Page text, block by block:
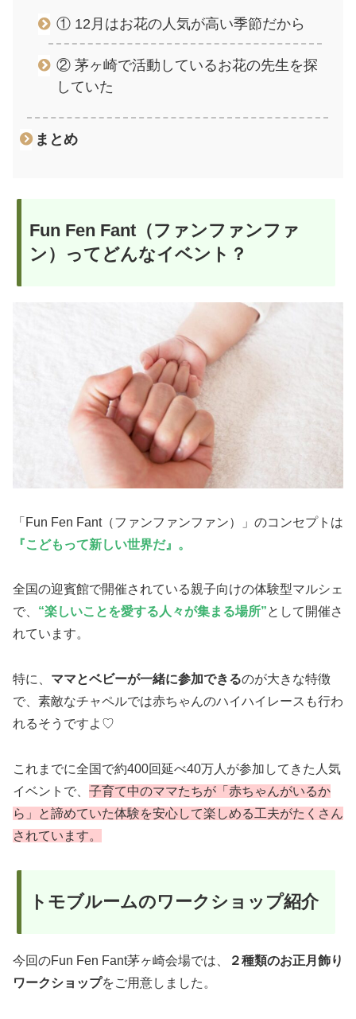
① 12月はお花の人気が高い季節だから
② 茅ヶ崎で活動しているお花の先生を探
していた
まとめ
Fun Fen Fant（ファンファンファ
ン）ってどんなイベント？
「Fun Fen Fant（ファンファンファン）」のコンセプトは
『こどもって新しい世界だ』。
全国の迎賓館で開催されている親子向けの体験型マルシェ
で、 “楽しいことを愛する人々が集まる場所”として開催さ
れています。
特に、 ママとベビーが一緒に参加できるのが大きな特徴
で、素敵なチャペルでは赤ちゃんのハイハイレースも行わ
れるそうですよ♡
これまでに全国で約400回延べ40万人が参加してきた人気
イベントで、 子育て中のママたちが「赤ちゃんがいるか
ら」と諦めていた体験を安心して楽しめる工夫がたくさん
されています。
トモブルームのワークショップ紹介
今回のFun Fen Fant茅ヶ崎会場では、
２種類のお正月飾り
ワークショップをご用意しました。